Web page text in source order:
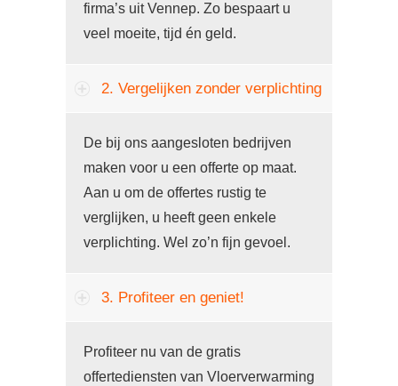
firma’s uit Vennep. Zo bespaart u
veel moeite, tijd én geld.
2. Vergelijken zonder verplichting
De bij ons aangesloten bedrijven
maken voor u een offerte op maat.
Aan u om de offertes rustig te
verglijken, u heeft geen enkele
verplichting. Wel zo’n fijn gevoel.
3. Profiteer en geniet!
Profiteer nu van de gratis
offertediensten van Vloerverwarming